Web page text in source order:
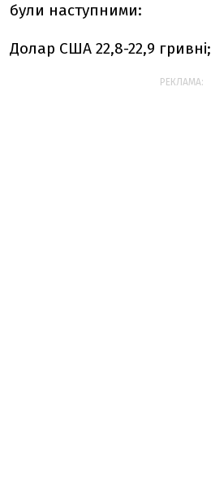
були наступними:
Долар США 22,8-22,9 гривні;
РЕКЛАМА: